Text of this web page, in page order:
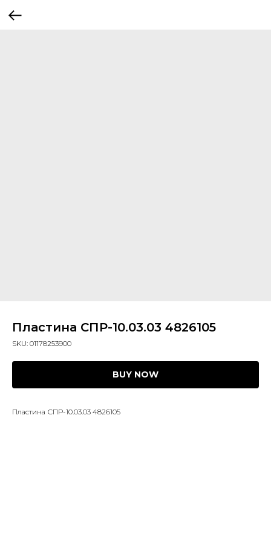
Пластина СПР-10.03.03 4826105
SKU: 01178253900
BUY NOW
Пластина СПР-10.03.03 4826105